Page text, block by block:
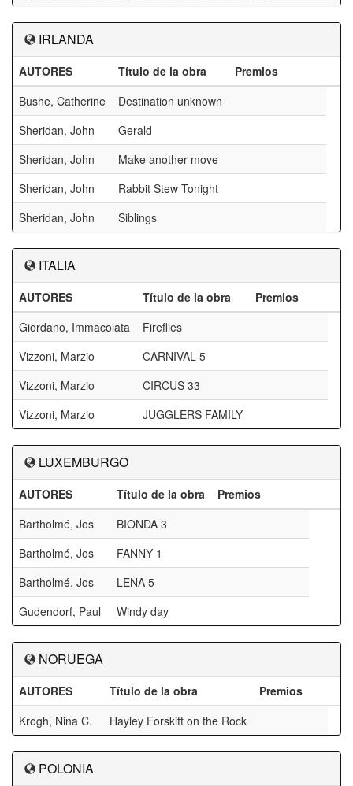
IRLANDA
AUTORES Título de la obra
Premios
Bushe, Catherine
Destination unknown
Sheridan, John
Gerald
Sheridan, John
Make another move
Sheridan, John
Rabbit Stew Tonight
Sheridan, John
Siblings
ITALIA
AUTORES Título de la obra
Premios
Giordano, Immacolata
Fireflies
Vizzoni, Marzio
CARNIVAL 5
Vizzoni, Marzio
CIRCUS 33
Vizzoni, Marzio
JUGGLERS FAMILY
LUXEMBURGO
AUTORES Título de la obra
Premios
Bartholmé, Jos
BIONDA 3
Bartholmé, Jos
FANNY 1
Bartholmé, Jos
LENA 5
Gudendorf, Paul
Windy day
NORUEGA
AUTORES Título de la obra
Premios
Krogh, Nina C.
Hayley Forskitt on the Rock
POLONIA